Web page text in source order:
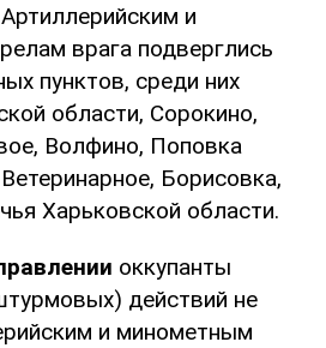
и
врага подверглись
пунктов, среди них
области, Сорокино,
Волфино, Поповка
Борисовка,
Харьковской области.
оккупанты
действий не
и минометным